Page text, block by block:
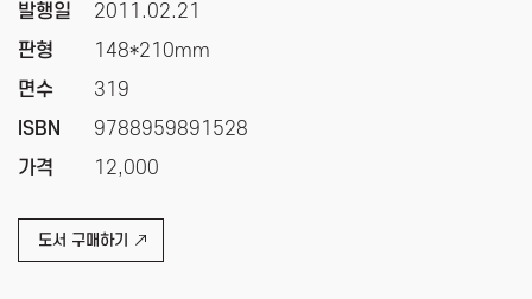
발행일
판형
면수
ISBN
가격
2011.02.21
148*210mm
319
9788959891528
12,000
도서 구매하기